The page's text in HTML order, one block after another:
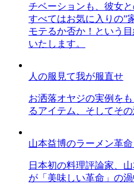
チベーションも、彼女
すべてはお気に入りの”
モテるか否か！という
いたします。
人の服見て我が服直せ
お洒落オヤジの実例を
るアイテム、そしてそ
山本益博のラーメン革命
日本初の料理評論家、
が「美味しい革命」の